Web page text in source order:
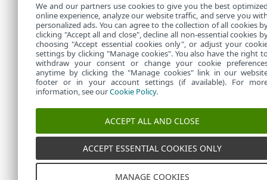
We and our partners use cookies to give you the best
online experience, analyze our website traffic, and serve you
personalized ads. You can agree to the collection of all cookies
clicking "Accept all and close", decline all non-essential cookies
choosing "Accept essential cookies only", or adjust your
settings by clicking "Manage cookies". You also have the right
withdraw your consent or change your cookie
anytime by clicking the "Manage cookies" link in our
footer or in your account settings (if available). For
information, see ourCookie Policy.
ACCEPT ALL AND CLOSE
ACCEPT ESSENTIAL COOKIES ONLY
MANAGE COOKIES